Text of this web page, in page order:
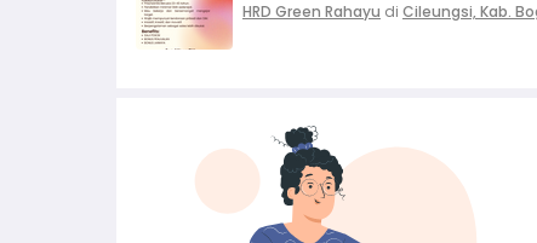
HRD Green Rahayu di Cileungsi, Kab.